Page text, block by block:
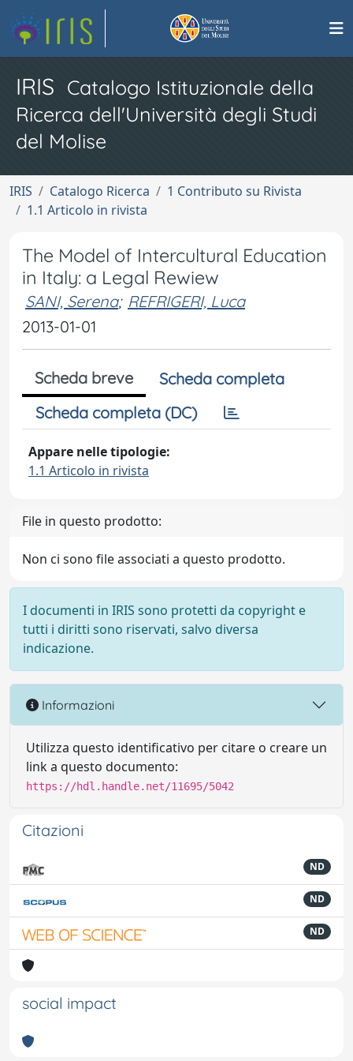
IRIS Catalogo Istituzionale della
Ricerca dell'Università degli Studi
del Molise
IRIS Catalogo Ricerca
1 Contributo su Rivista
1.1 Articolo in rivista
The Model of Intercultural Education
in Italy: a Legal Rewiew
SANI, Serena; REFRIGERI, Luca
2013-01-01
Scheda breve
Scheda completa
Scheda completa (DC)
Appare nelle tipologie:
1.1 Articolo in rivista
File in questo prodotto:
Non ci sono file associati a questo prodotto.
I documenti in IRIS sono protetti da copyright e
tutti i diritti sono riservati, salvo diversa
indicazione.
Informazioni
Utilizza questo identificativo per citare o creare un
link a questo documento:
https://hdl.handle.net/11695/5042
Citazioni
ND
ND
ND
social impact